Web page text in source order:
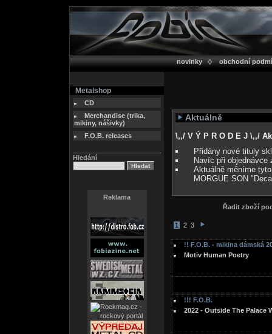
novinky obchodní
Metalshop
CD
Merchandise (trika,
mikiny, nášivky)
F.O.B. releases
Hledání
Reklama
Aktuálně
\,,/ V Ý P R O D E J \,,/
Přidány nové tituly
Navíc při
Aktuálně měníme
MORGUE SON
Řadit zboží
1 2 3
!! F.O.B. - mikina dámská
Motiv Human Poetry
!!! F.O.B.
2022 - Outside The Palace